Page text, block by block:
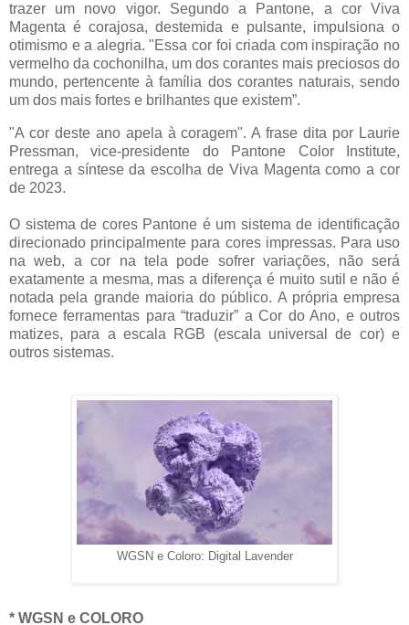
trazer um novo vigor. Segundo a Pantone, a cor Viva
Magenta é corajosa, destemida e pulsante, impulsiona o
otimismo e a alegria. "Essa cor foi criada com inspiração no
vermelho da cochonilha, um dos corantes mais preciosos do
mundo, pertencente à família dos corantes naturais, sendo
um dos mais fortes e brilhantes que existem”.
"A cor deste ano apela à coragem". A frase dita por Laurie
Pressman, vice-presidente do Pantone Color Institute,
entrega a síntese da escolha de Viva Magenta como a cor
de 2023.
O sistema de cores Pantone é um sistema de identificação
direcionado principalmente para cores impressas. Para uso
na web, a cor na tela pode sofrer variações, não será
exatamente a mesma, mas a diferença é muito sutil e não é
notada pela grande maioria do público. A própria empresa
fornece ferramentas para “traduzir” a Cor do Ano, e outros
matizes, para a escala RGB (escala universal de cor) e
outros sistemas.
WGSN e Coloro: Digital Lavender
* WGSN e COLORO